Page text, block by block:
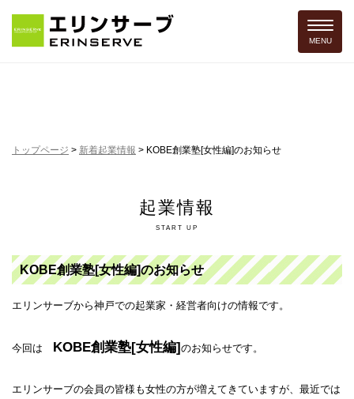
Toggle
MENU
トップページ > 新着起業情報 > KOBE創業塾[女性編]のお知らせ
起業情報
START UP
KOBE創業塾[女性編]のお知らせ
エリンサーブから神戸での起業家・経営者向けの情報です。
今回は KOBE創業塾[女性編]のお知らせです。
エリンサーブの会員の皆様も女性の方が増えてきていますが、最近では